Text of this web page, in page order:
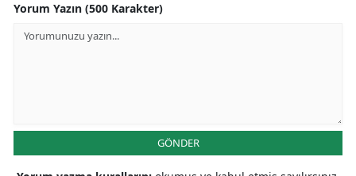
Yorum Yazın (500 Karakter)
GÖNDER